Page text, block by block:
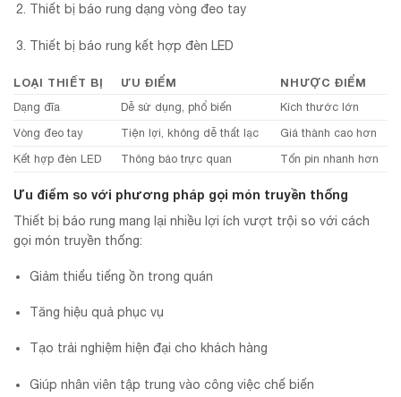
Thiết bị báo rung dạng vòng đeo tay
Thiết bị báo rung kết hợp đèn LED
LOẠI THIẾT BỊ ƯU ĐIỂM
NHƯỢC ĐIỂM
Dạng đĩa
Dễ sử dụng, phổ biến
Kích thước lớn
Vòng đeo tay
Tiện lợi, không dễ thất lạc
Giá thành cao hơn
Kết hợp đèn LED
Thông báo trực quan Tốn pin nhanh hơn
Ưu điểm so với phương pháp gọi món truyền thống
Thiết bị báo rung mang lại nhiều lợi ích vượt trội so với cách
gọi món truyền thống:
Giảm thiểu tiếng ồn trong quán
Tăng hiệu quả phục vụ
Tạo trải nghiệm hiện đại cho khách hàng
Giúp nhân viên tập trung vào công việc chế biến